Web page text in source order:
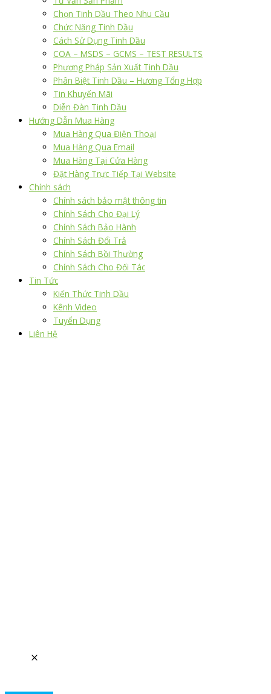
Chọn Tinh Dầu Theo Nhu Cầu
Chức Năng Tinh Dầu
Cách Sử Dụng Tinh Dầu
COA – MSDS – GCMS – TEST RESULTS
Phương Pháp Sản Xuất Tinh Dầu
Phân Biệt Tinh Dầu – Hương Tổng Hợp
Tin Khuyến Mãi
Diễn Đàn Tinh Dầu
Hướng Dẫn Mua Hàng
Mua Hàng Qua Điện Thoại
Mua Hàng Qua Email
Mua Hàng Tại Cửa Hàng
Đặt Hàng Trực Tiếp Tại Website
Chính sách
Chính sách bảo mật thông tin
Chính Sách Cho Đại Lý
Chính Sách Bảo Hành
Chính Sách Đổi Trả
Chính Sách Bồi Thường
Chính Sách Cho Đối Tác
Tin Tức
Kiến Thức Tinh Dầu
Kênh Video
Tuyển Dụng
Liên Hệ